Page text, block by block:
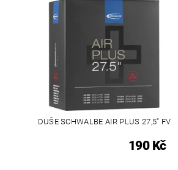
DUŠE SCHWALBE AIR PLUS 27,5" FV
190 Kč